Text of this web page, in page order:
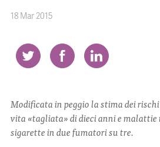
PROGETTI
BOLLINI
NEWS
CONTATTI
18 Mar 2015
Modificata in peggio la stima dei
vita «tagliata» di dieci anni e
sigarette in due fumatori su tre.